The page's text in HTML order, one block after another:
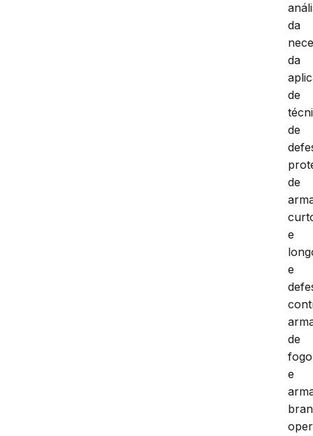
da
da
de
de
de
e
e
de
fogo
e